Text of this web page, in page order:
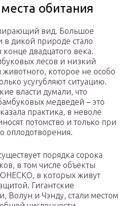
обитания
вид. Большое
дикой природе стало
двадцатого века.
лесов и низкий
которое не особо
усугубляют ситуацию.
власти думали, что
медведей – это
практика, в неволе
потомство и только при
оплодотворения.
порядка сорока
в том числе объекты
в которых живут
Гигантские
Волун и Чэнду, стали местом